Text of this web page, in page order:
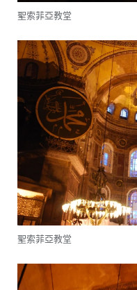
聖索菲亞教堂
聖索菲亞教堂